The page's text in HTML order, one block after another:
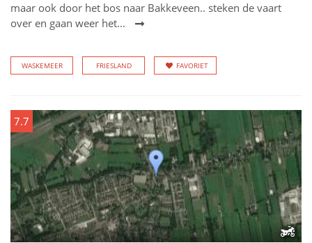
maar ook door het bos naar Bakkeveen.. steken de vaart
over en gaan weer het...
WASKEMEER FRIESLAND FAVORIET
7.7